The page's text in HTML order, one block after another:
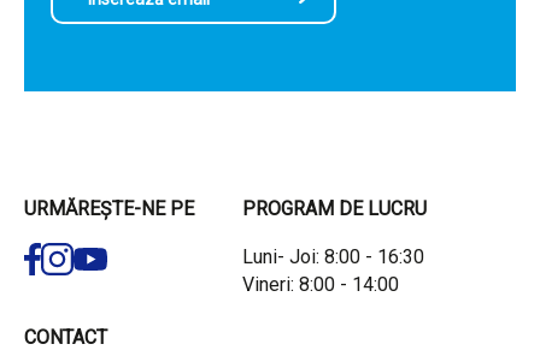
URMĂREȘTE-NE PE PROGRAM DE LUCRU
Luni- Joi: 8:00 - 16:30
Vineri: 8:00 - 14:00
CONTACT